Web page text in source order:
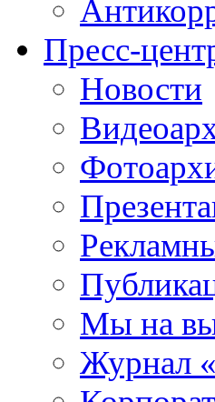
Пресс-
Новости
Мы на
Журнал